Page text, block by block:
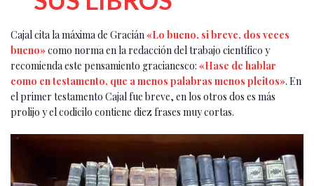
Cajal cita la máxima de Gracián «Lo bueno, si breve, dos veces
bueno»como norma en la redacción del trabajo científico y
recomienda este pensamiento gracianesco: «Hase de hablar
como en testamento, que a menos palabras menos pleitos». En
el primer testamento Cajal fue breve, en los otros dos es más
prolijo y el codicilo contiene diez frases muy cortas.